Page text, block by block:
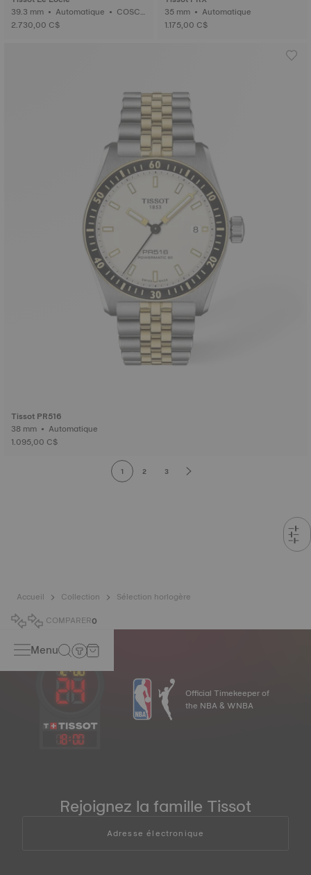
39.3 mm • Automatique • COSC
• Or
2.730,00 C$
35 mm • Automatique
1.175,00 C$
Tissot PR516
38 mm • Automatique
1.095,00 C$
1 2 3
Accueil Collection
Sélection horlogère
COMPARER0
Menu
18:00
Official Timekeeper of
the NBA & WNBA
Rejoignez la famille Tissot
Adresse électronique